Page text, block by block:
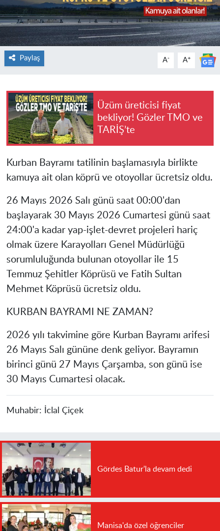
Paylaş A- A+
Üzüm üreticisi fiyat
bekliyor! Gözler TMO ve
TARİŞ’te
Kurban Bayramı tatilinin başlamasıyla birlikte
kamuya ait olan köprü ve otoyollar ücretsiz oldu.
26 Mayıs 2026 Salı günü saat 00:00'dan
başlayarak 30 Mayıs 2026 Cumartesi günü saat
24:00'a kadar yap-işlet-devret projeleri hariç
olmak üzere Karayolları Genel Müdürlüğü
sorumluluğunda bulunan otoyollar ile 15
Temmuz Şehitler Köprüsü ve Fatih Sultan
Mehmet Köprüsü ücretsiz oldu.
KURBAN BAYRAMI NE ZAMAN?
2026 yılı takvimine göre Kurban Bayramı arifesi
26 Mayıs Salı gününe denk geliyor. Bayramın
birinci günü 27 Mayıs Çarşamba, son günü ise
30 Mayıs Cumartesi olacak.
Muhabir: İclal Çiçek
Gördes Batur'la devam dedi
Manisa'da özel öğrenciler